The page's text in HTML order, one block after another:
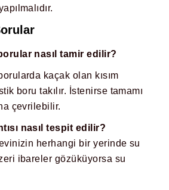
nasıl tamir edilir?
kaçak olan kısım
boru takılır. İstenirse tamamı
çevrilebilir.
nasıl tespit edilir?
herhangi bir yerinde su
ibareler gözüküyorsa su